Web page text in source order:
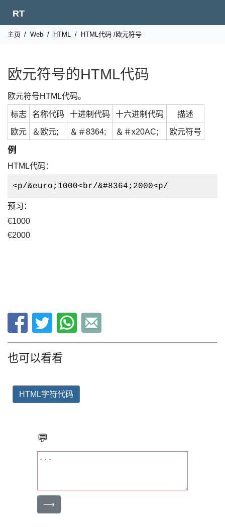
RT
主页 / Web / HTML / HTML代码 /欧元符号
欧元符号的HTML代码
欧元符号HTML代码。
标志 名称代码 十进制代码 十六进制代码 描述
欧元 ＆欧元; ＆＃8364; ＆＃x20AC; 欧元符号
例
HTML代码：
<p/&euro;1000<br/&#8364;2000<p/
预习：
€1000
€2000
也可以看看
HTML字符代码
💬
⟶